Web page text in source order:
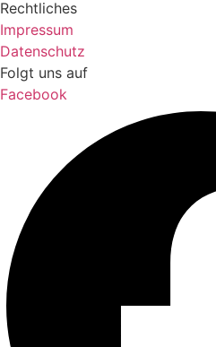
Rechtliches
Impressum
Datenschutz
Folgt uns auf
Facebook